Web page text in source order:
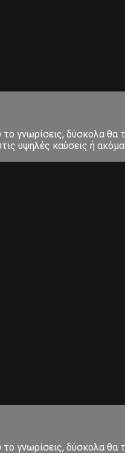
γνωρίσεις, δύσκολα θα
υψηλές καύσεις ή ακόμα
γνωρίσεις, δύσκολα θα